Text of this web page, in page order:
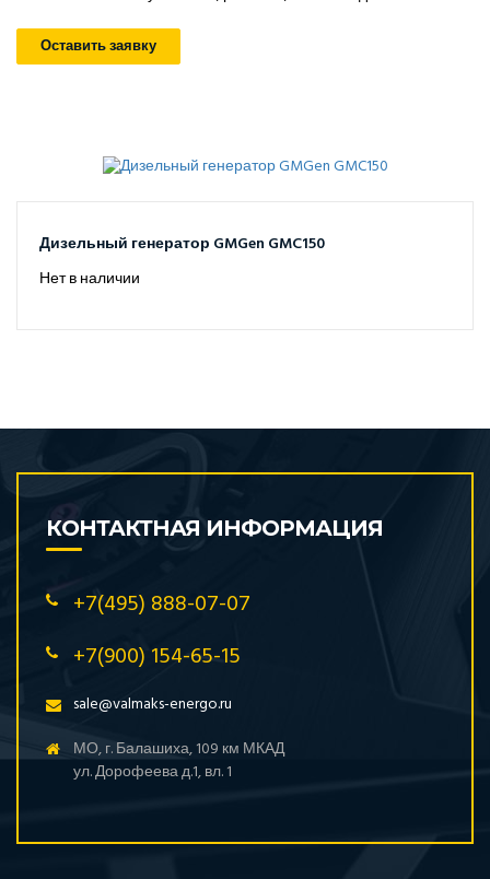
Оставить заявку
Дизельный генератор GMGen GMC150
Нет в наличии
КОНТАКТНАЯ ИНФОРМАЦИЯ
+7(495) 888-07-07
+7(900) 154-65-15
sale@valmaks-energo.ru
МО, г. Балашиха, 109 км МКАД
ул. Дорофеева д.1, вл. 1